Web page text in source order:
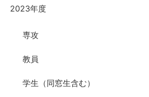
2023年度
専攻
教員
学生（同窓生含む）